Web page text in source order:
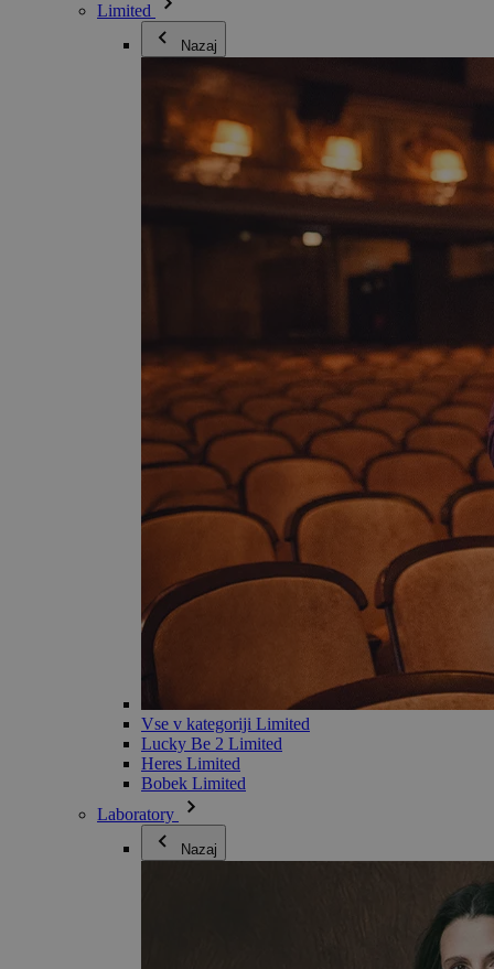
Limited
Nazaj
Vse v kategoriji Limited
Lucky Be 2 Limited
Heres Limited
Bobek Limited
Laboratory
Nazaj